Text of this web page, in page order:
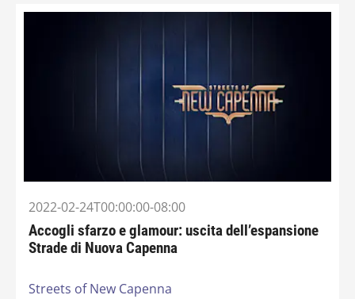
2022-02-24T00:00:00-08:00
Accogli sfarzo e glamour: uscita dell’espansione
Strade di Nuova Capenna
Streets of New Capenna